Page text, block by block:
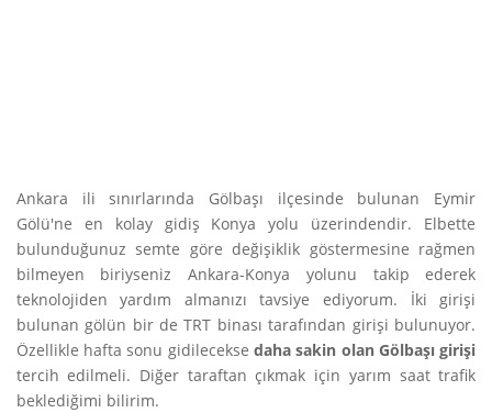
Ankara ili sınırlarında Gölbaşı ilçesinde bulunan Eymir
Gölü'ne en kolay gidiş Konya yolu üzerindendir. Elbette
bulunduğunuz semte göre değişiklik göstermesine rağmen
bilmeyen biriyseniz Ankara-Konya yolunu takip ederek
teknolojiden yardım almanızı tavsiye ediyorum. İki girişi
bulunan gölün bir de TRT binası tarafından girişi bulunuyor.
Özellikle hafta sonu gidilecekse daha sakin olan Gölbaşı girişi
tercih edilmeli. Diğer taraftan çıkmak için yarım saat trafik
beklediğimi bilirim.